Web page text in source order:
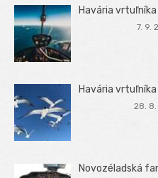
Havária
7. 9.
Havária
28.
Novozéladská